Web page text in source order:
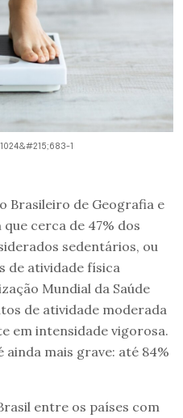
1
Brasileiro de Geografia e
cerca de 47% dos
sedentários, ou
de atividade física
Mundial da Saúde
de atividade moderada
em intensidade vigorosa.
mais grave: até 84%
entre os países com